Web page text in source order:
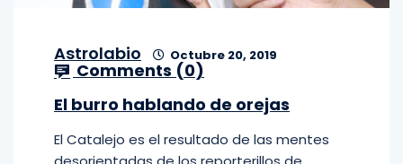
Astrolabio Octubre 20, 2019
Comments (0)
El burro hablando de orejas
El Catalejo es el resultado de las mentes